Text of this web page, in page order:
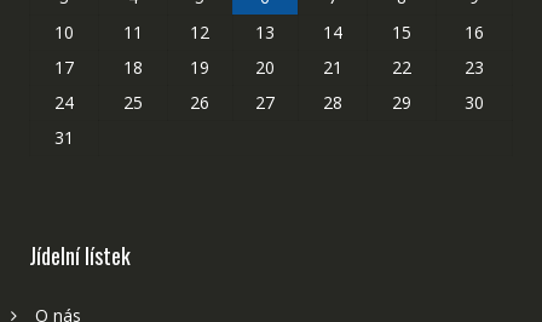
10
11 12 13 14 15
16
17
18 19 20 21 22
23
24
25 26 27 28 29
30
31
Jídelní lístek
O nás